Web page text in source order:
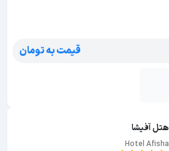
قیمت به تومان
هتل آفیشا
Hotel Afisha